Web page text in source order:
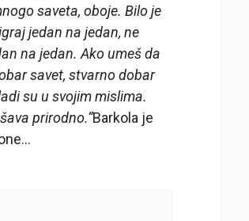
saveta, oboje. Bilo je
jedan na jedan, ne
na jedan. Ako umeš da
savet, stvarno dobar
su u svojim mislima.
prirodno.“Barkola je